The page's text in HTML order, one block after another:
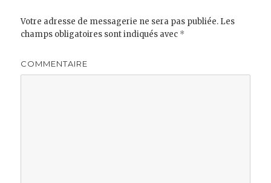
Votre adresse de messagerie ne sera pas publiée. Les
champs obligatoires sont indiqués avec *
COMMENTAIRE